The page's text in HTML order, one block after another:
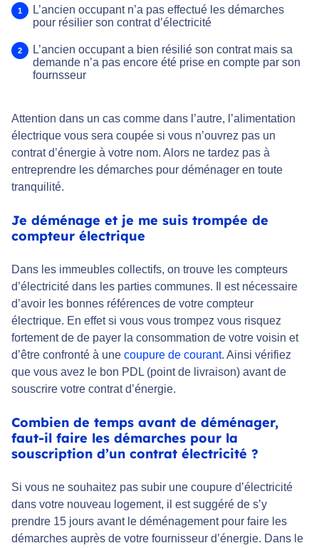
L’ancien occupant n’a pas effectué les démarches
pour résilier son contrat d’électricité
L’ancien occupant a bien résilié son contrat mais sa
demande n’a pas encore été prise en compte par son
fournsseur
Attention dans un cas comme dans l’autre, l’alimentation
électrique vous sera coupée si vous n’ouvrez pas un
contrat d’énergie à votre nom. Alors ne tardez pas à
entreprendre les démarches pour déménager en toute
tranquilité.
Je déménage et je me suis trompée de
compteur électrique
Dans les immeubles collectifs, on trouve les compteurs
d’électricité dans les parties communes. Il est nécessaire
d’avoir les bonnes références de votre compteur
électrique. En effet si vous vous trompez vous risquez
fortement de de payer la consommation de votre voisin et
d’être confronté à une coupure de courant. Ainsi vérifiez
que vous avez le bon PDL (point de livraison) avant de
souscrire votre contrat d’énergie.
Combien de temps avant de déménager,
faut-il faire les démarches pour la
souscription d’un contrat électricité ?
Si vous ne souhaitez pas subir une coupure d’électricité
dans votre nouveau logement, il est suggéré de s’y
prendre 15 jours avant le déménagement pour faire les
démarches auprès de votre fournisseur d’énergie. Dans le